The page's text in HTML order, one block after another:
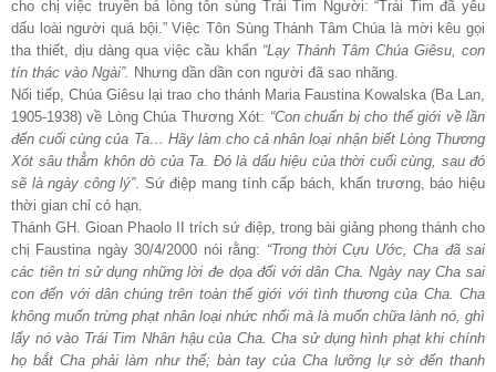
cho chị việc truyền bá lòng tôn sùng Trái Tim Người: “Trái Tim đã yêu
dấu loài người quá bội.” Việc Tôn Sùng Thánh Tâm Chúa là mời kêu gọi
tha thiết, dịu dàng qua việc cầu khẩn “Lạy Thánh Tâm Chúa Giêsu, con
tín thác vào Ngài”. Nhưng dần dần con người đã sao nhãng.
Nối tiếp, Chúa Giêsu lại trao cho thánh Maria Faustina Kowalska (Ba Lan,
1905-1938) về Lòng Chúa Thương Xót: “Con chuẩn bị cho thế giới về lần
đến cuối cùng của Ta… Hãy làm cho cả nhân loại nhận biết Lòng Thương
Xót sâu thẳm khôn dò của Ta. Đó là dấu hiệu của thời cuối cùng, sau đó
sẽ là ngày công lý”. Sứ điệp mang tính cấp bách, khẩn trương, báo hiệu
thời gian chỉ có hạn.
Thánh GH. Gioan Phaolo II trích sứ điệp, trong bài giảng phong thánh cho
chị Faustina ngày 30/4/2000 nói rằng: “Trong thời Cựu Ước, Cha đã sai
các tiên tri sử dụng những lời đe dọa đối với dân Cha. Ngày nay Cha sai
con đến với dân chúng trên toàn thế giới với tình thương của Cha. Cha
không muốn trừng phạt nhân loại nhức nhối mà là muốn chữa lành nó, ghì
lấy nó vào Trái Tim Nhân hậu của Cha. Cha sử dụng hình phạt khi chính
họ bắt Cha phải làm như thế; bàn tay của Cha lưỡng lự sờ đến thanh